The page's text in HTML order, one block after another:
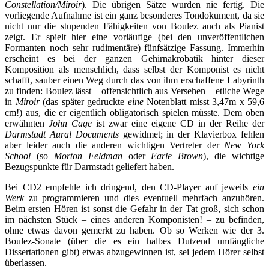
Constellation/Miroir). Die übrigen Sätze wurden nie fertig. Die
vorliegende Aufnahme ist ein ganz besonderes Tondokument, da sie
nicht nur die stupenden Fähigkeiten von Boulez auch als Pianist
zeigt. Er spielt hier eine vorläufige (bei den unveröffentlichen
Formanten noch sehr rudimentäre) fünfsätzige Fassung. Immerhin
erscheint es bei der ganzen Gehirnakrobatik hinter dieser
Komposition als menschlich, dass selbst der Komponist es nicht
schafft, sauber einen Weg durch das von ihm erschaffene Labyrinth
zu finden: Boulez lässt – offensichtlich aus Versehen – etliche Wege
in Miroir (das später gedruckte eine Notenblatt misst 3,47m x 59,6
cm!) aus, die er eigentlich obligatorisch spielen müsste. Dem oben
erwähnten John Cage ist zwar eine eigene CD in der Reihe der
Darmstadt Aural Documentsgewidmet; in der Klavierbox fehlen
aber leider auch die anderen wichtigen Vertreter der New York
School (so Morton Feldman oder Earle Brown), die wichtige
Bezugspunkte für Darmstadt geliefert haben.
Bei CD2 empfehle ich dringend, den CD-Player auf jeweils ein
Werkzu programmieren und dies eventuell mehrfach anzuhören.
Beim ersten Hören ist sonst die Gefahr in der Tat groß, sich schon
im nächsten Stück – eines anderen Komponisten! – zu befinden,
ohne etwas davon gemerkt zu haben. Ob so Werken wie der 3.
Boulez-Sonate (über die es ein halbes Dutzend umfängliche
Dissertationen gibt) etwas abzugewinnen ist, sei jedem Hörer selbst
überlassen.